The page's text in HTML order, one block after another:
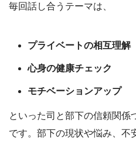
毎回話し合うテーマは、
プライベートの相互理解
心身の健康チェック
モチベーションアップ
といった司と部下の信頼関係
です。部下の現状や悩み、不